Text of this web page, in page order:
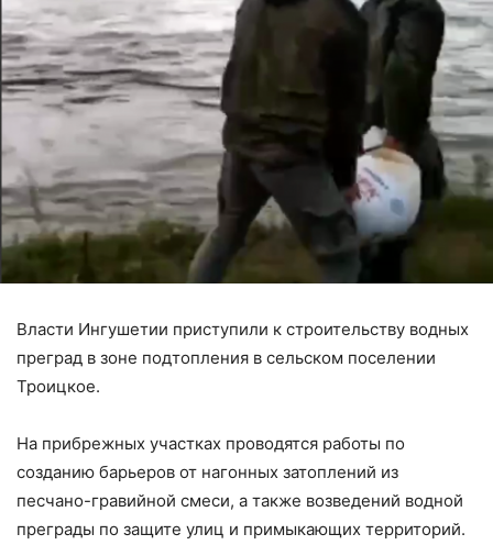
Власти Ингушетии приступили к строительству водных
преград в зоне подтопления в сельском поселении
Троицкое.
На прибрежных участках проводятся работы по
созданию барьеров от нагонных затоплений из
песчано-гравийной смеси, а также возведений водной
преграды по защите улиц и примыкающих территорий.